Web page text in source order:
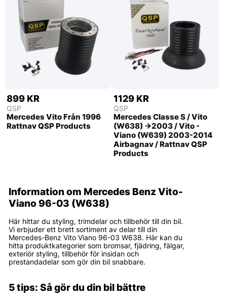
899 KR
QSP
Mercedes Vito Från 1996
Rattnav QSP Products
1129 KR
QSP
Mercedes Classe S / Vito
(W638) ->2003 / Vito -
Viano (W639) 2003-2014
Airbagnav / Rattnav QSP
Products
Information om Mercedes Benz Vito-
Viano 96-03 (W638)
Här hittar du styling, trimdelar och tillbehör till din bil.
Vi erbjuder ett brett sortiment av delar till din
Mercedes-Benz Vito Viano 96-03 W638. Här kan du
hitta produktkategorier som bromsar, fjädring, fälgar,
exteriör styling, tillbehör för insidan och
prestandadelar som gör din bil snabbare.
5 tips: Så gör du din bil bättre